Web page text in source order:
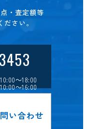
・査定額等
さい。
～18:00
～16:00
い合わせ